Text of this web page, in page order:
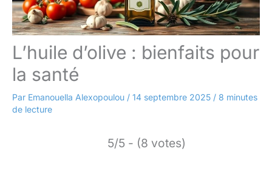
L’huile d’olive : bienfaits pour
la santé
Par Emanouella Alexopoulou / 14 septembre 2025 / 8 minutes
de lecture
5/5 - (8 votes)